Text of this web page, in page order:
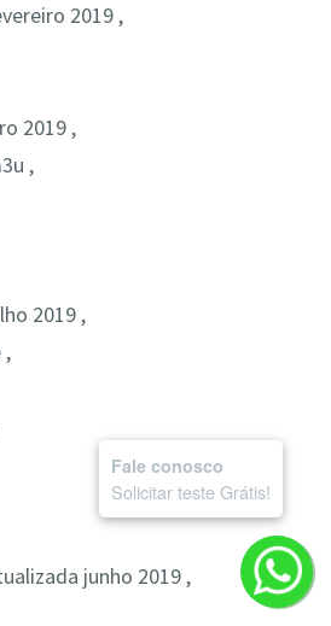
2019 ,
2019 ,
,
2019 ,
,
junho 2019 ,
Fale conosco
Solicitar teste Grátis!